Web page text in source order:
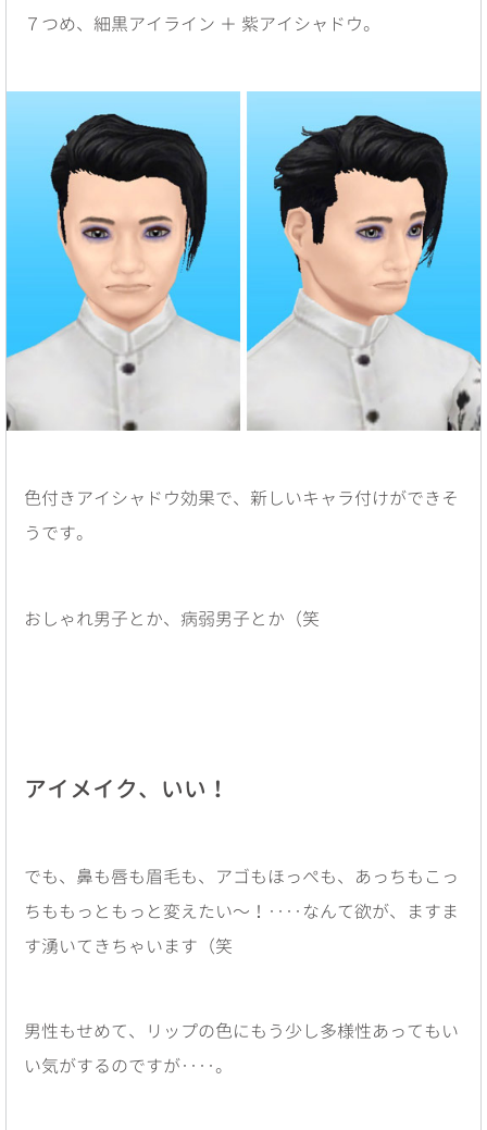
７つめ、細黒アイライン ＋ 紫アイシャドウ。
色付きアイシャドウ効果で、新しいキャラ付けができそ
うです。
おしゃれ男子とか、病弱男子とか（笑
アイメイク、いい！
でも、鼻も唇も眉毛も、アゴもほっぺも、あっちもこっ
ちももっともっと変えたい〜！‥‥なんて欲が、ますま
す湧いてきちゃいます（笑
男性もせめて、リップの色にもう少し多様性あってもい
い気がするのですが‥‥。